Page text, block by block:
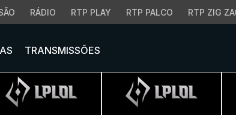
RÁDIO RTP PLAY RTP PALCO RTP ZIG
TRANSMISSÕES